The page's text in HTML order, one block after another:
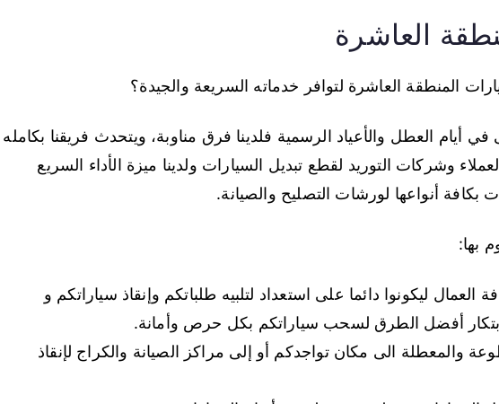
العاشرة
المنطقة العاشرة لتوافر خدماته السريعة والجيدة؟
24 ساعة حتى في أيام العطل والأعياد الرسمية فلدينا فرق مناوبة، ويتحدث فريقنا بكامله
وشركات التوريد لقطع تبديل السيارات ولدينا ميزة الأداء السريع
بكافة أنواعها لورشات التصليح والصيانة.
بها:
العمال ليكونوا دائما على استعداد لتلبيه طلباتكم وإنقاذ سياراتكم و
وابتكار أفضل الطرق لسحب سياراتكم بكل حرص وأمانة.
والمعطلة الى مكان تواجدكم أو إلى مراكز الصيانة والكراج لإنقاذ